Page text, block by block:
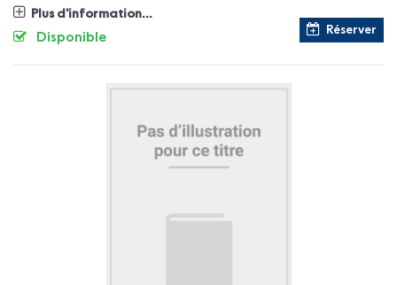
Plus d'information...
Réserver
Disponible